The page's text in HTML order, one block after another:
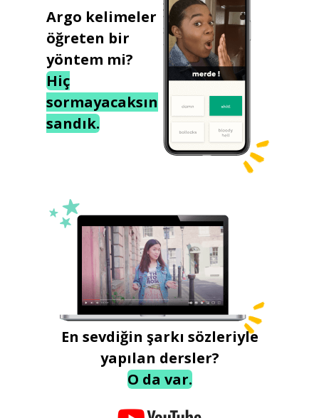
Argo kelimeler
öğreten bir
yöntem mi?
Hiç
sormayacaksın
sandık.
En sevdiğin şarkı sözleriyle
yapılan dersler?
O da var.